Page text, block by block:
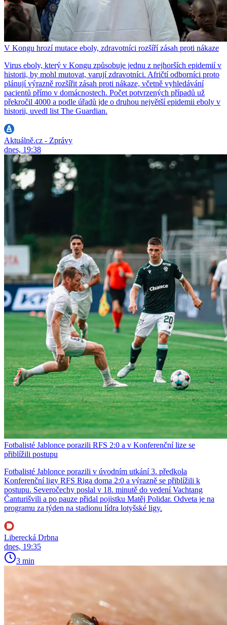
V Kongu hrozí mutace eboly, zdravotníci rozšíří zásah proti nákaze
Virus eboly, který v Kongu způsobuje jednu z nejhorších epidemií v
historii, by mohl mutovat, varují zdravotníci. Afričtí odborníci proto
plánují výrazně rozšířit zásah proti nákaze, včetně vyhledávání
pacientů přímo v domácnostech. Počet potvrzených případů už
překročil 4000 a podle úřadů jde o druhou největší epidemii eboly v
historii, uvedl list The Guardian.
Aktuálně.cz - Zprávy
dnes, 19:38
Fotbalisté Jablonce porazili RFS 2:0 a v Konferenční lize se
přiblížili postupu
Fotbalisté Jablonce porazili v úvodním utkání 3. předkola
Konferenční ligy RFS Riga doma 2:0 a výrazně se přiblížili k
postupu. Severočechy poslal v 18. minutě do vedení Vachtang
Čanturišvili a po pauze přidal pojistku Matěj Polidar. Odveta je na
programu za týden na stadionu lídra lotyšské ligy.
Liberecká Drbna
dnes, 19:35
3 min